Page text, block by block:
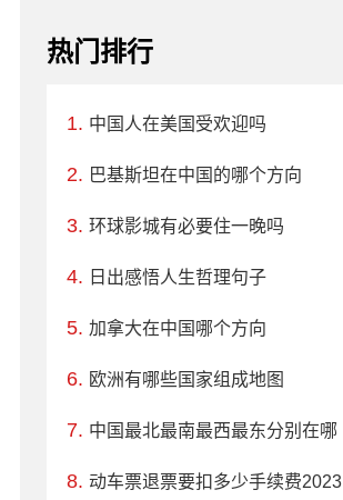
热门排行
中国人在美国受欢迎吗
巴基斯坦在中国的哪个方向
环球影城有必要住一晚吗
日出感悟人生哲理句子
加拿大在中国哪个方向
欧洲有哪些国家组成地图
中国最北最南最西最东分别在哪
动车票退票要扣多少手续费2023